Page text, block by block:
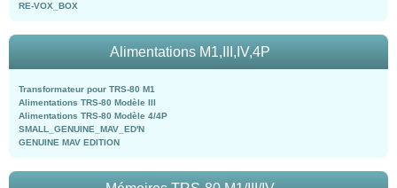
RE-VOX_BOX
Alimentations M1,III,IV,4P
Transformateur pour TRS-80 M1
Alimentations TRS-80 Modèle III
Alimentations TRS-80 Modèle 4/4P
SMALL_GENUINE_MAV_ED'N
GENUINE MAV EDITION